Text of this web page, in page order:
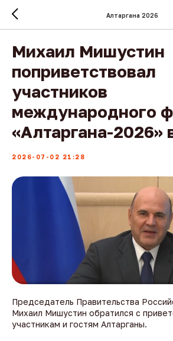
Алтаргана 2026
Михаил Мишустин
поприветствовал
участников
международного
«Алтаргана-2026»
2026-07-02 21:28
Председатель Правительства
Михаил Мишустин обратился с
участникам и гостям Алтарганы.